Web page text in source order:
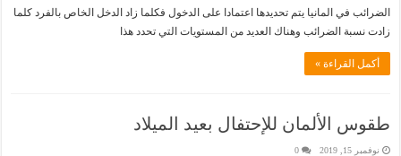
الضرائب في المانيا يتم تحديدها اعتمادا على الدخول فكلما زاد الدخل الخاص بالفرد كلما
زادت نسبة الضرائب وهناك العديد من المستويات التي تحدد هذا
أكمل القراءة »
طقوس الألمان للإحتفال بعيد الميلاد
نوفمبر 15, 2019 0